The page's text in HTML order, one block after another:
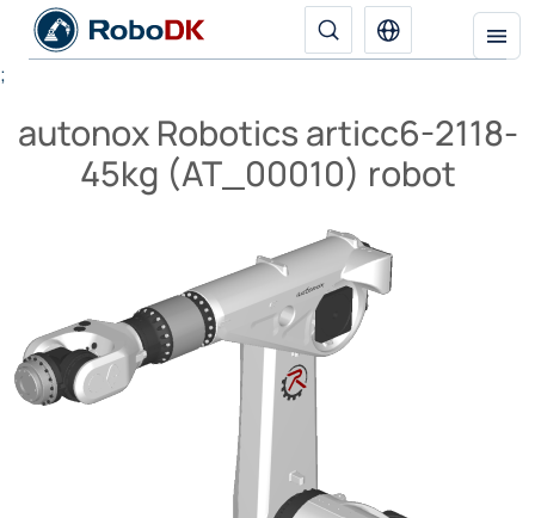
;
autonox Robotics articc6-2118-
45kg (AT_00010) robot